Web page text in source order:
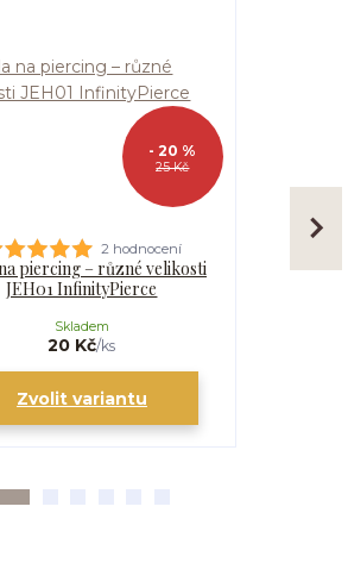
25 Kč
- 20 %
2 hodnocení
piercing – různé velikosti
JEH01 InfinityPierce
20 Kč/ks
Skladem
Zvolit variantu